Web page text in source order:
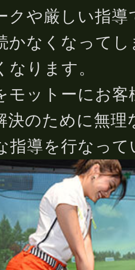
クや厳しい指
かなくなって
なります。
モットーにお
決のために無理
指導を行なって